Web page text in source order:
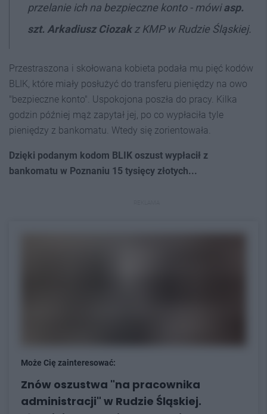
przelanie ich na bezpieczne konto - mówiasp.
szt. Arkadiusz Ciozakz KMP w Rudzie Śląskiej.
Przestraszona i skołowana kobieta podała mu pięć kodów
BLIK, które miały posłużyć do transferu pieniędzy na owo
"bezpieczne konto". Uspokojona poszła do pracy. Kilka
godzin później mąż zapytał jej, po co wypłaciła tyle
pieniędzy z bankomatu. Wtedy się zorientowała.
Dzięki podanym kodom BLIK oszust wypłacił z
bankomatu w Poznaniu 15 tysięcy złotych...
Może Cię zainteresować:
Znów oszustwa "na pracownika
administracji" w Rudzie Śląskiej.